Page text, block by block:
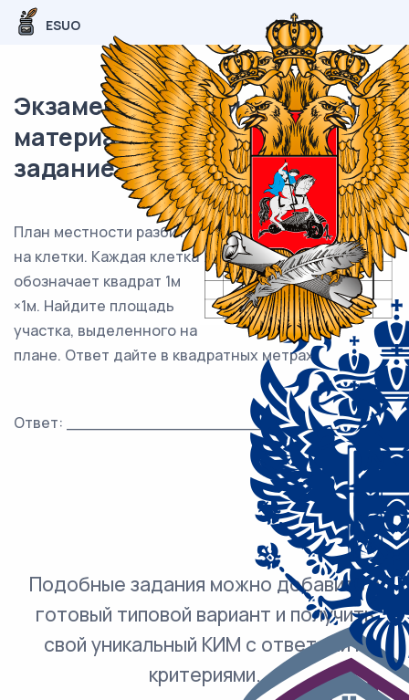
ESUO
Экзаменационный (типовой)
материал ЕГЭ / База / 09
задание / 104
План местности разбит
на клетки. Каждая клетка
обозначает квадрат 1м
×1м. Найдите площадь
участка, выделенного на
плане. Ответ дайте в квадратных метрах.
Ответ: ___________________________.
Подобные задания можно добавить в
готовый типовой вариант и получить
свой уникальный КИМ с ответами и
критериями.